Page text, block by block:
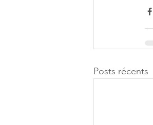
Posts récents